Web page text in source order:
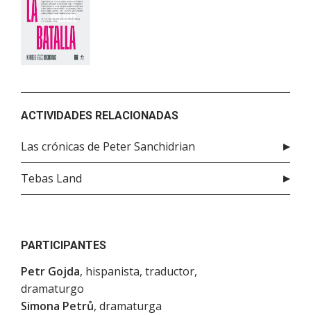
ACTIVIDADES RELACIONADAS
Las crónicas de Peter Sanchidrian
Tebas Land
PARTICIPANTES
Petr Gojda, hispanista, traductor,
dramaturgo
Simona Petrů, dramaturga